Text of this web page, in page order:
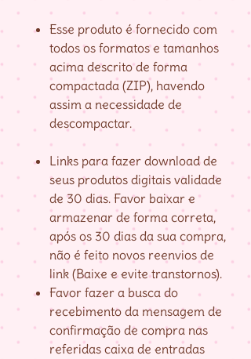
Esse produto é fornecido com
todos os formatos e tamanhos
acima descrito de forma
compactada (ZIP), havendo
assim a necessidade de
descompactar.
Links para fazer download de
seus produtos digitais validade
de 30 dias. Favor baixar e
armazenar de forma correta,
após os 30 dias da sua compra,
não é feito novos reenvios de
link (Baixe e evite transtornos).
Favor fazer a busca do
recebimento da mensagem de
confirmação de compra nas
referidas caixa de entradas